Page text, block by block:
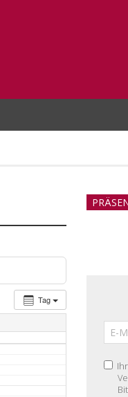
Tag